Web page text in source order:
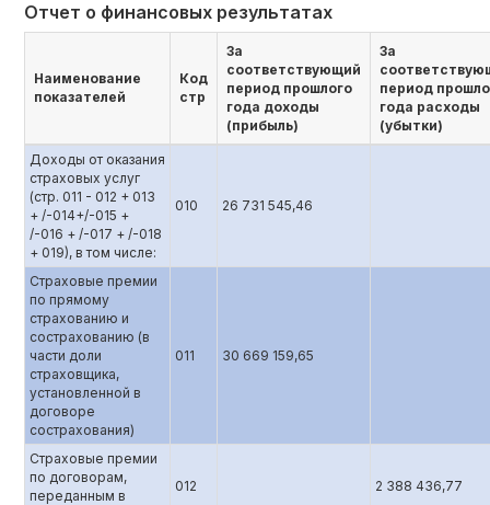
Отчет о финансовых результатах
Наименование
показателей
Код
стр
За
соответствующий
период прошлого
года доходы
(прибыль)
За
период
года расходы
(убытки)
Доходы от оказания
страховых услуг
(стр. 011 - 012 + 013
+ /-014+/-015 +
/-016 + /-017 + /-018
+ 019), в том числе:
010 26 731 545,46
Страховые премии
по прямому
страхованию и
сострахованию (в
части доли
страховщика,
установленной в
договоре
сострахования)
011 30 669 159,65
Страховые премии
по договорам,
переданным в
012 2 388 436,77